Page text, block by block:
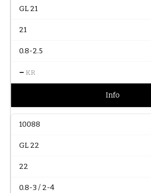
GL 21
21
0.8-2.5
– KR
Info
10088
GL 22
22
0.8-3 / 2-4